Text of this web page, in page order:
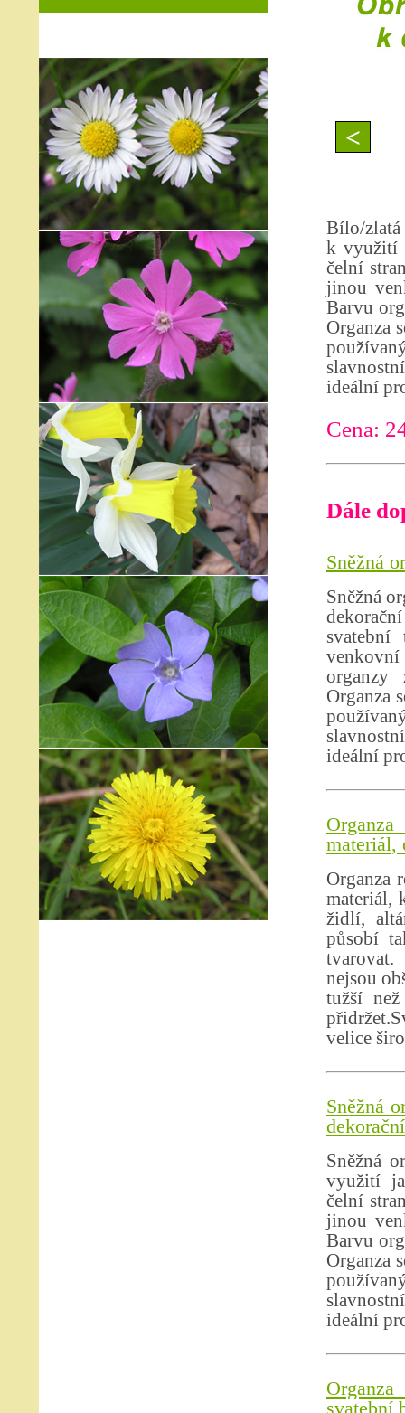
<
Bílo/zlatá
k využití
čelní
jinou
Barvu
Organza
ideální
Cena:
Dále
Sněžná
Sněžná
organzy
Organza
ideální
materiál,
Organza
materiál,
židlí,
působí
nejsou
tužší
velice
Sněžná
Sněžná
využití
čelní
jinou
Barvu
Organza
ideální
svatební